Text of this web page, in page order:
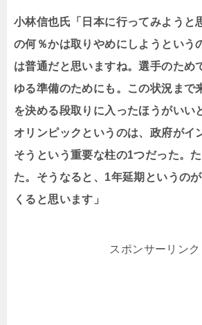
小林信也氏「日本に行ってみようと
の何％かは取りやめにしようという
は普通だと思いますね。選手のため
ゆる準備のためにも。この状況まで
を決める段取りに入ったほうがいい
オリンピックというのは、政府がイ
そうという重要な柱の1つだった。
た。そうなると、1年延期というの
くると思います」
スポンサーリンク